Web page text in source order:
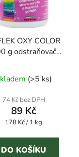
OXY COLOR
g odstraňovač
(>5 ks)
74 Kč bez DPH
89 Kč
Měrná
178 Kč / 1 kg
DO KOŠÍKU